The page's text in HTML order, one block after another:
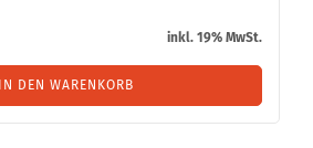
inkl. 19% MwSt.
IN DEN WARENKORB